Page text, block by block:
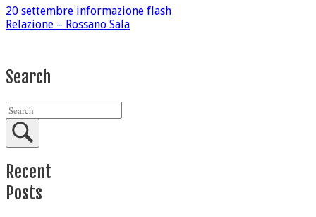
20 settembre informazione flash
Relazione – Rossano Sala
Search
Recent
Posts